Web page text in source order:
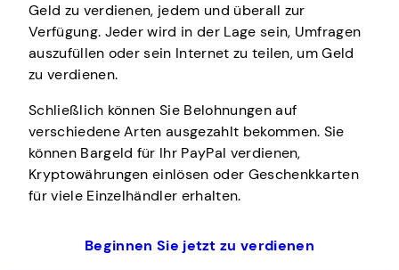
Geld zu verdienen, jedem und überall zur
Verfügung. Jeder wird in der Lage sein, Umfragen
auszufüllen oder sein Internet zu teilen, um Geld
zu verdienen.
Schließlich können Sie Belohnungen auf
verschiedene Arten ausgezahlt bekommen. Sie
können Bargeld für Ihr PayPal verdienen,
Kryptowährungen einlösen oder Geschenkkarten
für viele Einzelhändler erhalten.
Beginnen Sie jetzt zu verdienen